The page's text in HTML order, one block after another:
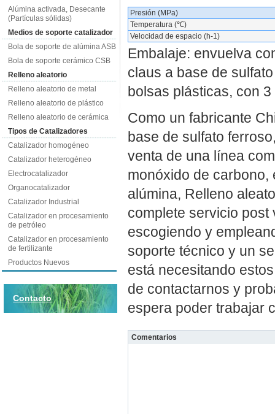
Alúmina activada, Desecante
(Partículas sólidas)
Medios de soporte catalizador
Bola de soporte de alúmina ASB
Bola de soporte cerámico CSB
Relleno aleatorio
Relleno aleatorio de metal
Relleno aleatorio de plástico
Relleno aleatorio de cerámica
Tipos de Catalizadores
Catalizador homogéneo
Catalizador heterogéneo
Electrocatalizador
Organocatalizador
Catalizador Industrial
Catalizador en procesamiento
de petróleo
Catalizador en procesamiento
de fertilizante
Productos Nuevos
Contacto
Presión (MPa)
Temperatura (℃)
Velocidad de espacio (h-1)
Embalaje: envuelva
claus a base de
bolsas plásticas, con
Como un fabricante
base de sulfato
venta de una línea
monóxido de carbono,
alúmina, Relleno
complete servicio post
escogiendo y
soporte técnico y un
está necesitando
de contactarnos y
espera poder trabajar
Comentarios